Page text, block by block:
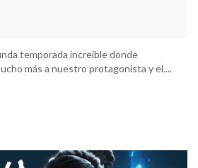
temporada increíble donde
más a nuestro protagonista y el....